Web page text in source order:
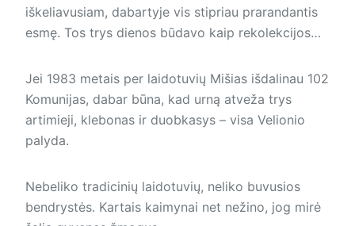
iškeliavusiam, dabartyje vis stipriau prarandantis
esmę. Tos trys dienos būdavo kaip rekolekcijos…
Jei 1983 metais per laidotuvių Mišias išdalinau 102
Komunijas, dabar būna, kad urną atveža trys
artimieji, klebonas ir duobkasys – visa Velionio
palyda.
Nebeliko tradicinių laidotuvių, neliko buvusios
bendrystės. Kartais kaimynai net nežino, jog mirė